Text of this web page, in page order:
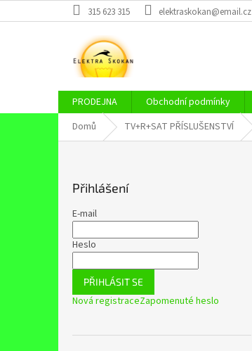
na
315 623 315 elektraskokan@email.cz
PRODEJNA Obchodní podmínky
Domů
TV+R+SAT PŘÍSLUŠENSTVÍ
Přihlášení
E-mail
Heslo
PŘIHLÁSIT SE
Nová registraceZapomenuté heslo